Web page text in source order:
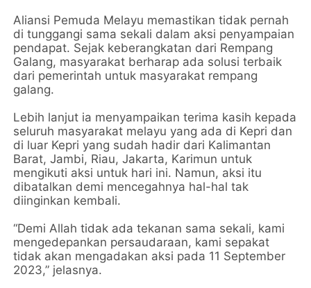
Aliansi Pemuda Melayu memastikan tidak pernah
di tunggangi sama sekali dalam aksi penyampaian
pendapat. Sejak keberangkatan dari Rempang
Galang, masyarakat berharap ada solusi terbaik
dari pemerintah untuk masyarakat rempang
galang.
Lebih lanjut ia menyampaikan terima kasih kepada
seluruh masyarakat melayu yang ada di Kepri dan
di luar Kepri yang sudah hadir dari Kalimantan
Barat, Jambi, Riau, Jakarta, Karimun untuk
mengikuti aksi untuk hari ini. Namun, aksi itu
dibatalkan demi mencegahnya hal-hal tak
diinginkan kembali.
“Demi Allah tidak ada tekanan sama sekali, kami
mengedepankan persaudaraan, kami sepakat
tidak akan mengadakan aksi pada 11 September
2023,” jelasnya.